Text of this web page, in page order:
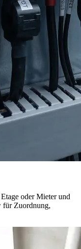
oder Mieter und
für Zuordnung,